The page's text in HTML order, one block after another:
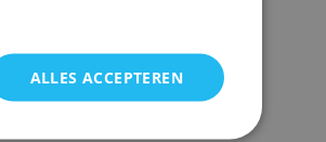
ALLES ACCEPTEREN